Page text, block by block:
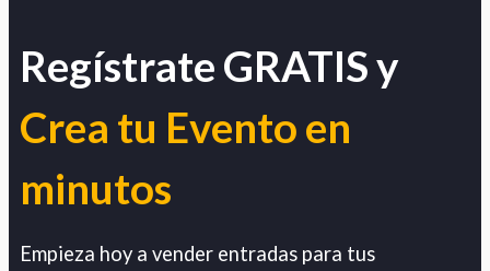
Regístrate GRATIS y
Crea tu Evento en
minutos
Empieza hoy a vender entradas para tus